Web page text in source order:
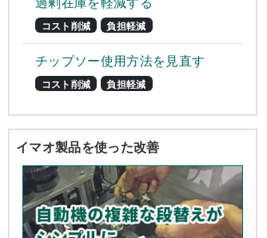
過剰在庫を軽減する
コスト削減 負担軽減
チップソー使用方法を見直す
コスト削減 負担軽減
イマオ製品を使った改善